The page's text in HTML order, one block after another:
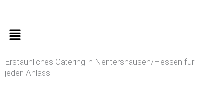
Menü
Erstaunliches Catering in Nentershausen/Hessen für
jeden Anlass